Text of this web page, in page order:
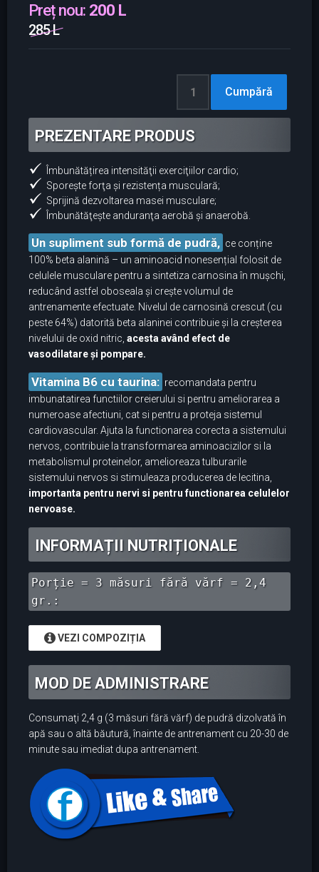
Preț nou: 200 L
285 L
PREZENTARE PRODUS
Îmbunătățirea intensităţii exerciţiilor cardio;
Sporeşte forţa şi rezistența musculară;
Sprijină dezvoltarea masei musculare;
Îmbunătăţeşte anduranţa aerobă şi anaerobă.
Un supliment sub formă de pudră, ce conține
100% beta alanină – un aminoacid nonesențial folosit de
celulele musculare pentru a sintetiza carnosina în mușchi,
reducând astfel oboseala și crește volumul de
antrenamente efectuate. Nivelul de carnosină crescut (cu
peste 64%) datorită beta alaninei contribuie şi la creşterea
nivelului de oxid nitric, acesta având efect de
vasodilatare şi pompare.
Vitamina B6 cu taurina: recomandata pentru
imbunatatirea functiilor creierului si pentru ameliorarea a
numeroase afectiuni, cat si pentru a proteja sistemul
cardiovascular. Ajuta la functionarea corecta a sistemului
nervos, contribuie la transformarea aminoacizilor si la
metabolismul proteinelor, amelioreaza tulburarile
sistemului nervos si stimuleaza producerea de lecitina,
importanta pentru nervi si pentru functionarea celulelor
nervoase.
INFORMAȚII NUTRIȚIONALE
Porție = 3 măsuri fără vărf = 2,4
gr.:
VEZI COMPOZIȚIA
MOD DE ADMINISTRARE
Consumaţi 2,4 g (3 măsuri fără vărf) de pudră dizolvată în
apă sau o altă băutură, înainte de antrenament cu 20-30 de
minute sau imediat dupa antrenament.